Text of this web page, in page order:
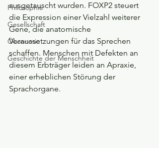
Philosophie
Gesellschaft
Ökonomie
Geschichte der Menschheit
ausgetauscht wurden. FOXP2 steuert
die Expression einer Vielzahl weiterer
Gene, die anatomische
Voraussetzungen für das Sprechen
schaffen. Menschen mit Defekten an
diesem Erbträger leiden an Apraxie,
einer erheblichen Störung der
Sprachorgane.